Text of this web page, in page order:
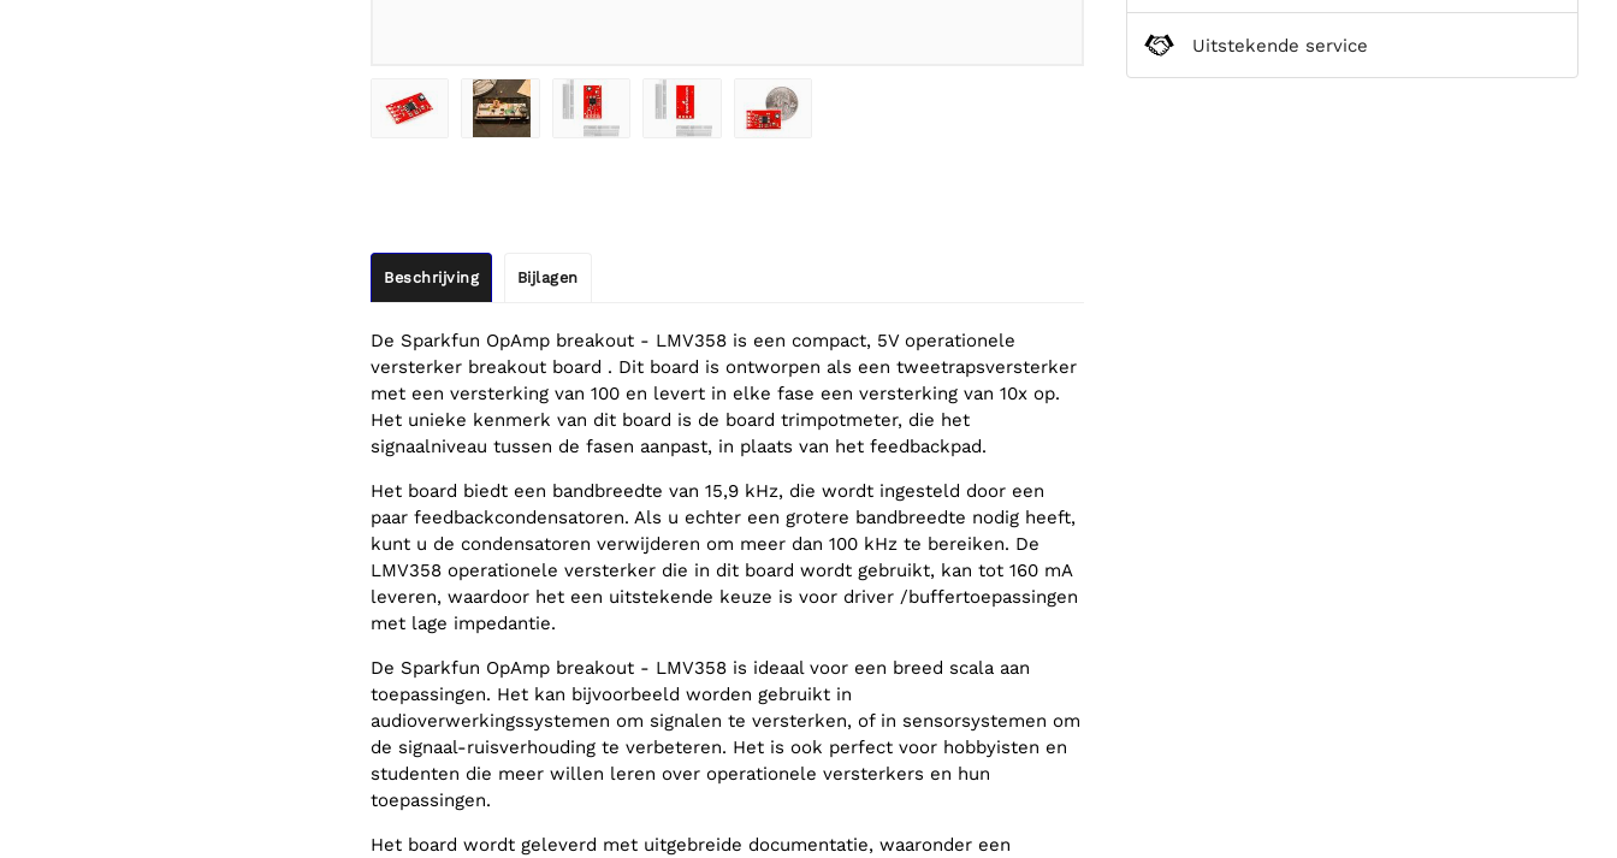
Beschrijving Bijlagen
De Sparkfun OpAmp breakout - LMV358 is een compact, 5V operationele
versterker breakout board . Dit board is ontworpen als een tweetrapsversterker
met een versterking van 100 en levert in elke fase een versterking van 10x op.
Het unieke kenmerk van dit board is de board trimpotmeter, die het
signaalniveau tussen de fasen aanpast, in plaats van het feedbackpad.
Het board biedt een bandbreedte van 15,9 kHz, die wordt ingesteld door een
paar feedbackcondensatoren. Als u echter een grotere bandbreedte nodig heeft,
kunt u de condensatoren verwijderen om meer dan 100 kHz te bereiken. De
LMV358 operationele versterker die in dit board wordt gebruikt, kan tot 160 mA
leveren, waardoor het een uitstekende keuze is voor driver /buffertoepassingen
met lage impedantie.
De Sparkfun OpAmp breakout - LMV358 is ideaal voor een breed scala aan
toepassingen. Het kan bijvoorbeeld worden gebruikt in
audioverwerkingssystemen om signalen te versterken, of in sensorsystemen om
de signaal-ruisverhouding te verbeteren. Het is ook perfect voor hobbyisten en
studenten die meer willen leren over operationele versterkers en hun
toepassingen.
Het board wordt geleverd met uitgebreide documentatie, waaronder een
Uitstekende service